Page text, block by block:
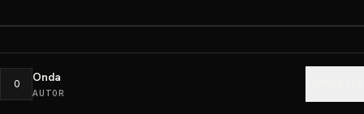
O Onda
AUTOR